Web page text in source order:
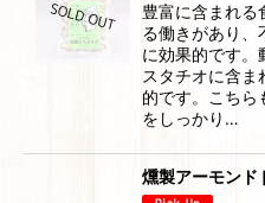
豊富に含まれる
る働きがあり、
に効果的です。
スタチオに含
的です。こちら
をしっかり…
燻製アーモンド